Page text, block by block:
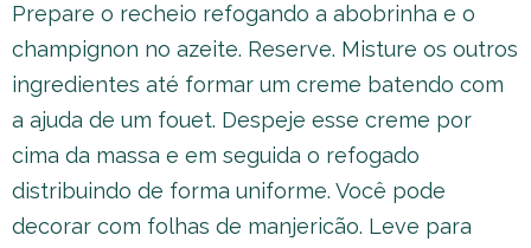
Prepare o recheio refogando a abobrinha e o
champignon no azeite. Reserve. Misture os outros
ingredientes até formar um creme batendo com
a ajuda de um fouet. Despeje esse creme por
cima da massa e em seguida o refogado
distribuindo de forma uniforme. Você pode
decorar com folhas de manjericão. Leve para